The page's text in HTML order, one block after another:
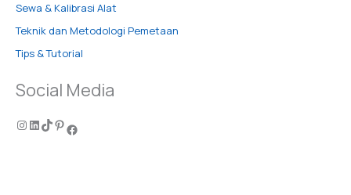
Sewa & Kalibrasi Alat
Teknik dan Metodologi Pemetaan
Tips & Tutorial
Social Media